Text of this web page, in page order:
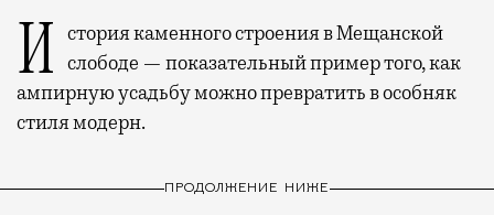
История каменного строения в Мещанской слободе — показательный пример того, как
ампирную усадьбу можно превратить в особняк
стиля модерн.
ПРОДОЛЖЕНИЕ НИЖЕ